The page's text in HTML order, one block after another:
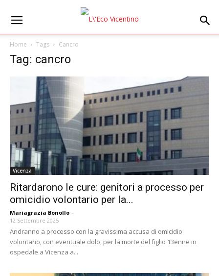
Home Tags Cancro
Tag: cancro
Vicenza
Ritardarono le cure: genitori a processo per
omicidio volontario per la...
Mariagrazia Bonollo -
12 Settembre 2025
Andranno a processo con la gravissima accusa di omicidio
volontario, con eventuale dolo, per la morte del figlio 13enne in
ospedale a Vicenza a...